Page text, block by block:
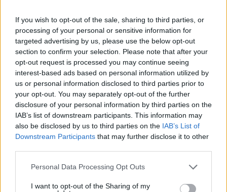
If you wish to opt-out of the sale, sharing to third parties, or
processing of your personal or sensitive information for
targeted advertising by us, please use the below opt-out
section to confirm your selection. Please note that after your
opt-out request is processed you may continue seeing
interest-based ads based on personal information utilized by
us or personal information disclosed to third parties prior to
your opt-out. You may separately opt-out of the further
disclosure of your personal information by third parties on the
IAB’s list of downstream participants. This information may
also be disclosed by us to third parties on the IAB’s List of
Downstream Participants that may further disclose it to other
Please note that this website/app uses one or more Google
not limited to your visit or usage behaviour. You may click to
Personal Data Processing Opt Outs
I want to opt-out of the Sharing of my
έχουν προ πολλού ξεπερασθεί. Rent seeking λέγεται
αυτό. Προσοδοθηρία στην Ελληνική. Θα έχουν την
τύχη των δεινοσαύρων. Και η κοινωνία θα επιχαίρει
και πολύ καλά θα κάνει. Κυριάκο ΚΑΝΕΝΑ ΕΛΕΟΣ!
ΑΠΑΝΤΗΣΗ
Πατίνια
03.05.2019, 00:08
Και στα πατίνια πρέπει να εφαρμοστεί το ίδιο, δεν
μπορεί να πληρώνει ο κόσμος μέσω εφαρμογής